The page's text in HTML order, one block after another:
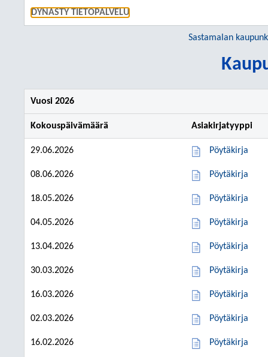
DYNASTY TIETOPALVELU
Sastamalan
Vuosi 2026
Kokouspäivämäärä Asiakirjatyyppi
29.06.2026 Pöytäkirja
08.06.2026 Pöytäkirja
18.05.2026 Pöytäkirja
04.05.2026 Pöytäkirja
13.04.2026 Pöytäkirja
30.03.2026 Pöytäkirja
16.03.2026 Pöytäkirja
02.03.2026 Pöytäkirja
16.02.2026 Pöytäkirja